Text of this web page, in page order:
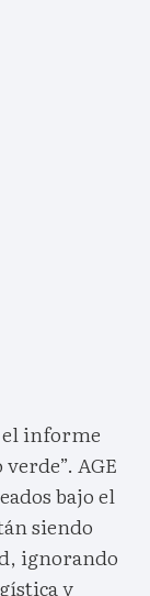
el informe
AGE
bajo el
siendo
ignorando
y